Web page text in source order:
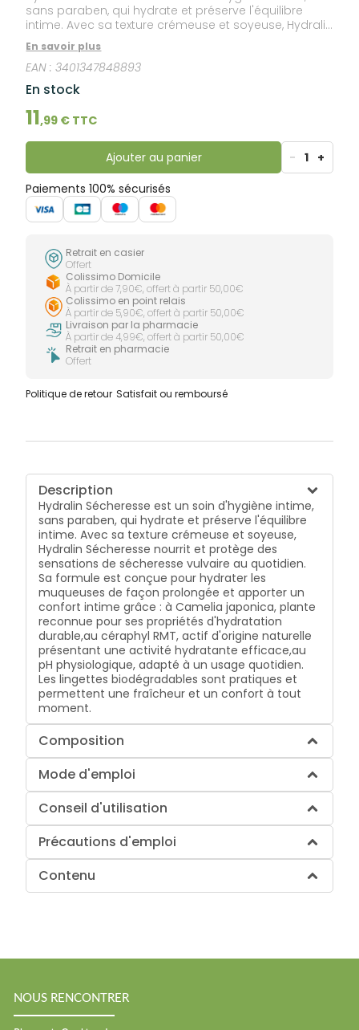
sans paraben, qui hydrate et préserve l'équilibre
intime. Avec sa texture crémeuse et soyeuse, Hydralin
Sécheresse nourrit et protège des sensations de
sécheresse vulvaire au quotidien. Sa formule est
conçue pour hydrater les muqueuses de façon
prolongée et apporter un confort intime grâce : à
Camelia japonica, plante reconnue pour ses
propriétés d'hydratation durable,au céraphyl RMT,
actif d'origine naturelle présentant une activité
hydratante efficace,au pH physiologique, adapté à
un usage quotidien. Les lingettes biodégradables
sont pratiques et permettent une fraîcheur et un
confort à tout moment.
En savoir plus
EAN :3401347848893
En stock
11,99 € TTC
Ajouter au panier - 1 +
Paiements 100% sécurisés
Retrait en casier
Offert
Colissimo Domicile
À partir de 7,90€, offert à partir 50,00€
Colissimo en point relais
À partir de 5,90€, offert à partir 50,00€
Livraison par la pharmacie
À partir de 4,99€, offert à partir 50,00€
Retrait en pharmacie
Offert
Politique de retour Satisfait ou remboursé
Description
Hydralin Sécheresse est un soin d'hygiène intime,
sans paraben, qui hydrate et préserve l'équilibre
intime. Avec sa texture crémeuse et soyeuse,
Hydralin Sécheresse nourrit et protège des
sensations de sécheresse vulvaire au quotidien.
Sa formule est conçue pour hydrater les
muqueuses de façon prolongée et apporter un
confort intime grâce : à Camelia japonica, plante
reconnue pour ses propriétés d'hydratation
durable,au céraphyl RMT, actif d'origine naturelle
présentant une activité hydratante efficace,au
pH physiologique, adapté à un usage quotidien.
Les lingettes biodégradables sont pratiques et
permettent une fraîcheur et un confort à tout
moment.
Composition
Mode d'emploi
Conseil d'utilisation
Précautions d'emploi
Contenu
NOUS RENCONTRER